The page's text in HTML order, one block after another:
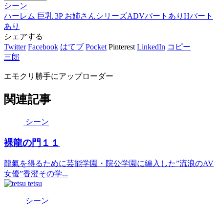
シーン
ハーレム 巨乳 3Pお姉さんシリーズADVパートあり Hパート
あり
シェアする
Twitter Facebook はてブ Pocket Pinterest LinkedIn コピー
三郎
エモクリ勝手にアップローダー
関連記事
シーン
裸龍の門１１
龍氣を得るために芸能学園・院公学園に編入した”流浪のAV
女優”香澄その学...
tetsu
シーン